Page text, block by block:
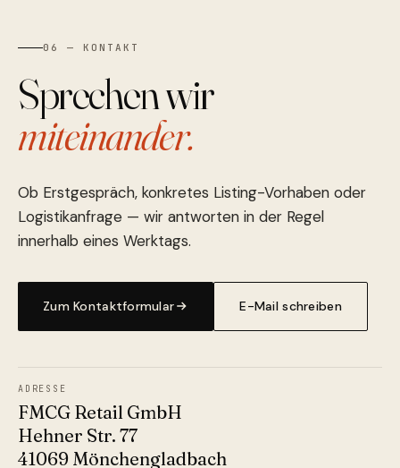
06 — KONTAKT
Sprechen wir
miteinander.
Ob Erstgespräch, konkretes Listing-Vorhaben oder
Logistikanfrage — wir antworten in der Regel
innerhalb eines Werktags.
Zum Kontaktformular E-Mail schreiben
ADRESSE
FMCG Retail GmbH
Hehner Str. 77
41069 Mönchengladbach